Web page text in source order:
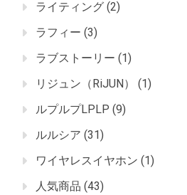
ライティング (2)
ラフィー (3)
ラブストーリー (1)
リジュン（RiJUN）
(1)
ルプルプLPLP (9)
ルルシア (31)
ワイヤレスイヤホン (1)
人気商品 (43)